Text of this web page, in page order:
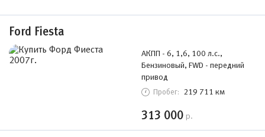
Ford Fiesta
АКПП - 6, 1,6, 100 л.с.,
Бензиновый, FWD - передний
привод
Пробег: 219 711 км
313 000 р.